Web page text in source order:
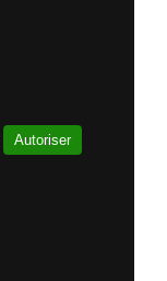
Autoriser